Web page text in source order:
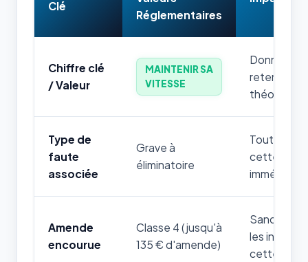
Clé
Réglementaires
Chiffre clé
/ Valeur
MAINTENIR SA
VITESSE
Donnée
retenir par
théorique.
Type de
faute
associée
Grave à
éliminatoire
Toute
cette
Amende
encourue
Classe 4 (jusqu'à
135 € d'amende)
Sanction
les
cette